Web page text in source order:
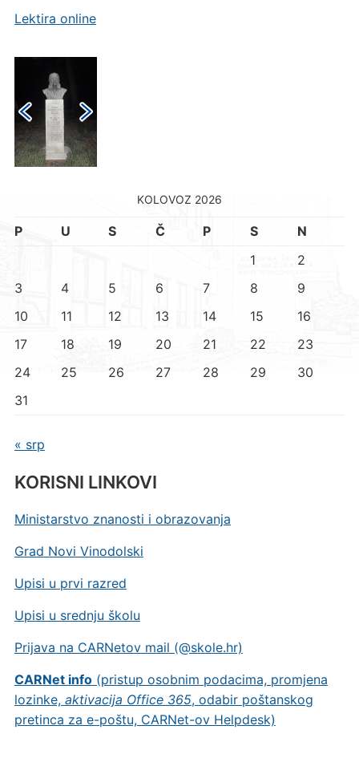
Lektira online
KOLOVOZ 2026
P U S Č P S
N
1
2
3
4 5 6 7 8
9
10
11 12 13 14 15
16
17
18 19 20 21 22
23
24
25 26 27 28 29
30
31
« srp
KORISNI LINKOVI
Ministarstvo znanosti i obrazovanja
Grad Novi Vinodolski
Upisi u prvi razred
Upisi u srednju školu
Prijava na CARNetov mail (@skole.hr)
CARNet info(pristup osobnim podacima, promjena
lozinke, aktivacija Office 365, odabir poštanskog
pretinca za e-poštu, CARNet-ov Helpdesk)